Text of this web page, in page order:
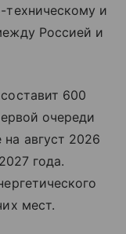
техническому и
Россией и
600
очереди
август 2026
года.
мест.